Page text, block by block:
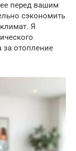
перед вашим
сэкономить
Я
за отопление